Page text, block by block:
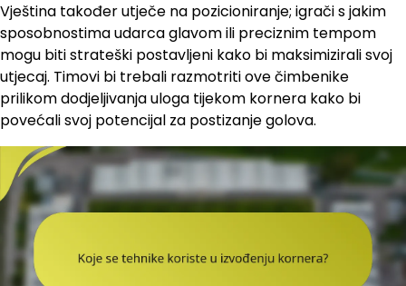
Vještina također utječe na pozicioniranje; igrači s jakim
sposobnostima udarca glavom ili preciznim tempom
mogu biti strateški postavljeni kako bi maksimizirali svoj
utjecaj. Timovi bi trebali razmotriti ove čimbenike
prilikom dodjeljivanja uloga tijekom kornera kako bi
povećali svoj potencijal za postizanje golova.